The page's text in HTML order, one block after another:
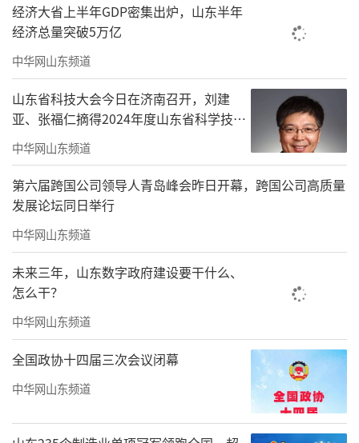
经济大省上半年GDP密集出炉，山东半年
经济总量突破5万亿
中华网山东频道
山东省科技大会今日在济南召开，刘建
亚、张福仁摘得2024年度山东省科学技术
奖最高奖！
中华网山东频道
第六届跨国公司领导人青岛峰会昨日开幕，跨国公司高质量
发展论坛同日举行
中华网山东频道
未来三年，山东数字政府建设要干什么、
怎么干？
中华网山东频道
全国政协十四届三次会议闭幕
中华网山东频道